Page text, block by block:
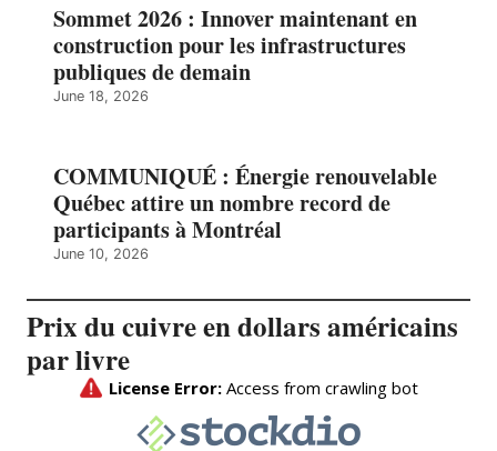
Sommet 2026 : Innover maintenant en
construction pour les infrastructures
publiques de demain
June 18, 2026
COMMUNIQUÉ : Énergie renouvelable
Québec attire un nombre record de
participants à Montréal
June 10, 2026
Prix du cuivre en dollars américains
par livre